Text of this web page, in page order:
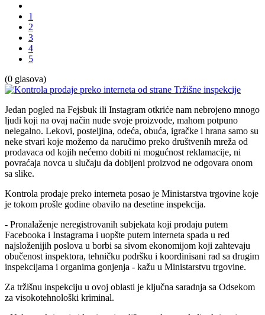
1
2
3
4
5
(0 glasova)
Jedan pogled na Fejsbuk ili Instagram otkriće nam nebrojeno mnogo
ljudi koji na ovaj način nude svoje proizvode, mahom potpuno
nelegalno. Lekovi, posteljina, odeća, obuća, igračke i hrana samo su
neke stvari koje možemo da naručimo preko društvenih mreža od
prodavaca od kojih nećemo dobiti ni mogućnost reklamacije, ni
povraćaja novca u slučaju da dobijeni proizvod ne odgovara onom
sa slike.
Kontrola prodaje preko interneta posao je Ministarstva trgovine koje
je tokom prošle godine obavilo na desetine inspekcija.
- Pronalaženje neregistrovanih subjekata koji prodaju putem
Facebooka i Instagrama i uopšte putem interneta spada u red
najsloženijih poslova u borbi sa sivom ekonomijom koji zahtevaju
obučenost inspektora, tehničku podršku i koordinisani rad sa drugim
inspekcijama i organima gonjenja - kažu u Ministarstvu trgovine.
Za tržišnu inspekciju u ovoj oblasti je ključna saradnja sa Odsekom
za visokotehnološki kriminal.